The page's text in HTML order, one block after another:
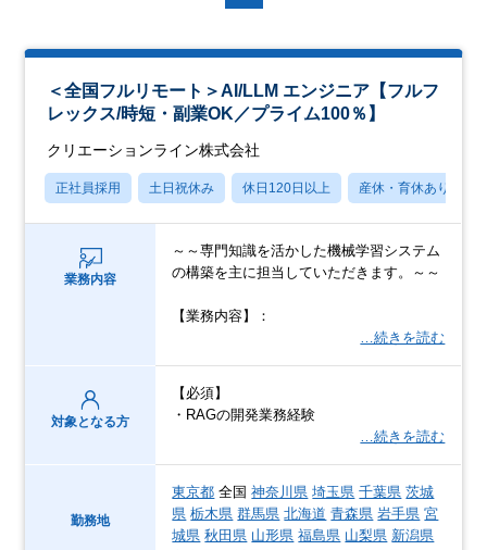
＜全国フルリモート＞AI/LLM エンジニア【フルフ
レックス/時短・副業OK／プライム100％】
クリエーションライン株式会社
正社員採用 土日祝休み 休日120日以上 産休・育休あり
業務内容
～～専門知識を活かした機械学習システム
の構築を主に担当していただきます。～～
【業務内容】：
…続きを読む
対象となる方
【必須】
・RAGの開発業務経験
…続きを読む
勤務地
東京都 全国神奈川県 埼玉県 千葉県 茨城
県 栃木県 群馬県 北海道 青森県 岩手県 宮
城県 秋田県 山形県 福島県 山梨県 新潟県